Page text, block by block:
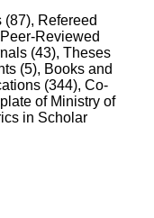
(87), Refereed
Peer-Reviewed
(43), Theses
(5), Books and
(344), Co-
of Ministry of
in Scholar